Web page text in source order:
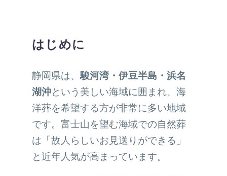
はじめに
静岡県は、駿河湾・伊豆半島・浜名
湖沖という美しい海域に囲まれ、海
洋葬を希望する方が非常に多い地域
です。富士山を望む海域での自然葬
は「故人らしいお見送りができる」
と近年人気が高まっています。